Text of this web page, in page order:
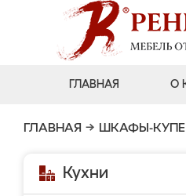
ГЛАВНАЯ О
ГЛАВНАЯ → ШКАФЫ-КУПЕ
Кухни